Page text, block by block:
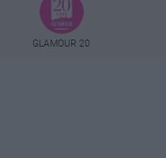
GLAMOUR 20